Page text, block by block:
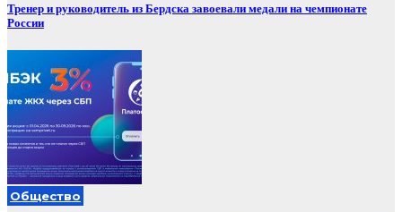
Тренер и руководитель из Бердска завоевали медали на чемпионате
России
Общество